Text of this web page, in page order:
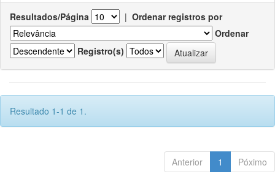
Resultados/Página | Ordenar registros por
Ordenar
Registro(s)
Resultado 1-1 de 1.
Anterior 1 Póximo